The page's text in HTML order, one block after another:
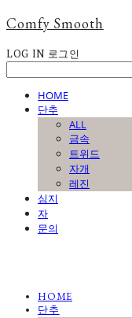
Comfy Smooth
LOG IN 로그인
HOME
단추
ALL
금속
트위드
자개
레진
심지
자
문의
HOME
단추